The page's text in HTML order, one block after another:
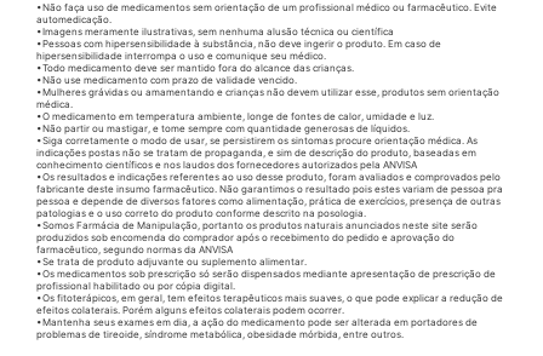
•Não faça uso de medicamentos sem orientação de um profissional médico ou farmacêutico. Evite
automedicação.
•Imagens meramente ilustrativas, sem nenhuma alusão técnica ou científica
•Pessoas com hipersensibilidade à substância, não deve ingerir o produto. Em caso de
hipersensibilidade interrompa o uso e comunique seu médico.
•Todo medicamento deve ser mantido fora do alcance das crianças.
•Não use medicamento com prazo de validade vencido.
•Mulheres grávidas ou amamentando e crianças não devem utilizar esse, produtos sem orientação
médica.
•O medicamento em temperatura ambiente, longe de fontes de calor, umidade e luz.
•Não partir ou mastigar, e tome sempre com quantidade generosas de líquidos.
•Siga corretamente o modo de usar, se persistirem os sintomas procure orientação médica. As
indicações postas não se tratam de propaganda, e sim de descrição do produto, baseadas em
conhecimento científicos e nos laudos dos fornecedores autorizados pela ANVISA
•Os resultados e indicações referentes ao uso desse produto, foram avaliados e comprovados pelo
fabricante deste insumo farmacêutico. Não garantimos o resultado pois estes variam de pessoa pra
pessoa e depende de diversos fatores como alimentação, prática de exercícios, presença de outras
patologias e o uso correto do produto conforme descrito na posologia.
•Somos Farmácia de Manipulação, portanto os produtos naturais anunciados neste site serão
produzidos sob encomenda do comprador após o recebimento do pedido e aprovação do
farmacêutico, segundo normas da ANVISA
•Se trata de produto adjuvante ou suplemento alimentar.
•Os medicamentos sob prescrição só serão dispensados mediante apresentação de prescrição de
profissional habilitado ou por cópia digital.
•Os fitoterápicos, em geral, tem efeitos terapêuticos mais suaves, o que pode explicar a redução de
efeitos colaterais. Porém alguns efeitos colaterais podem ocorrer.
•Mantenha seus exames em dia, a ação do medicamento pode ser alterada em portadores de
problemas de tireoide, síndrome metabólica, obesidade mórbida, entre outros.